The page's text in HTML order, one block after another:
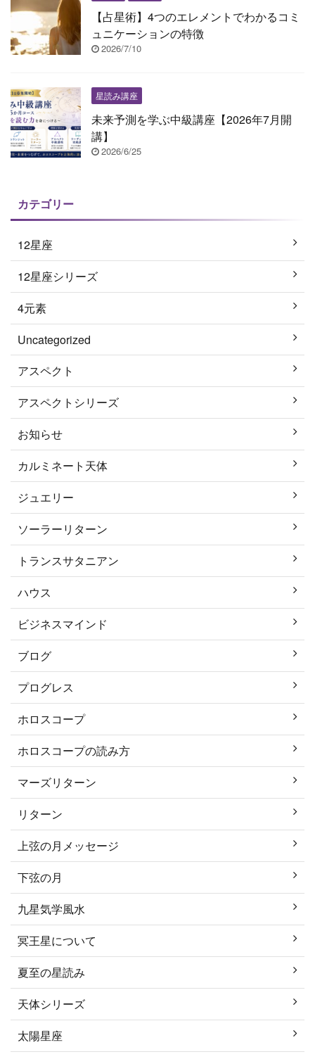
【占星術】4つのエレメントでわかるコミ
ュニケーションの特徴
2026/7/10
星読み講座
未来予測を学ぶ中級講座【2026年7月開
講】
2026/6/25
カテゴリー
12星座
12星座シリーズ
4元素
Uncategorized
アスペクト
アスペクトシリーズ
お知らせ
カルミネート天体
ジュエリー
ソーラーリターン
トランスサタニアン
ハウス
ビジネスマインド
ブログ
プログレス
ホロスコープ
ホロスコープの読み方
マーズリターン
リターン
上弦の月メッセージ
下弦の月
九星気学風水
冥王星について
夏至の星読み
天体シリーズ
太陽星座